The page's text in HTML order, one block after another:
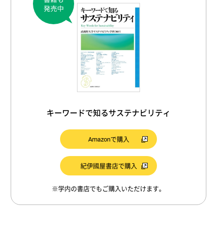
キーワードで知るサステナビリティ
Amazonで購入
紀伊國屋書店で購入
※学内の書店でもご購入いただけます。